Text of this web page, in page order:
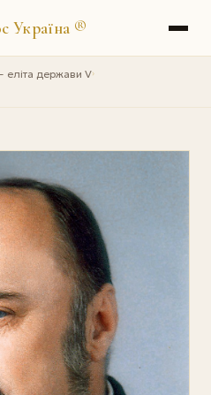
Україна ®
еліта держави V›